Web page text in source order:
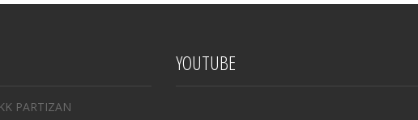
KK PARTIZAN
YOUTUBE